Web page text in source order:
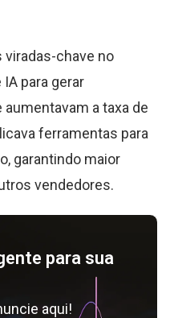
viradas-chave no
para gerar
a taxa de
ferramentas para
garantindo maior
vendedores.
para sua
aqui!